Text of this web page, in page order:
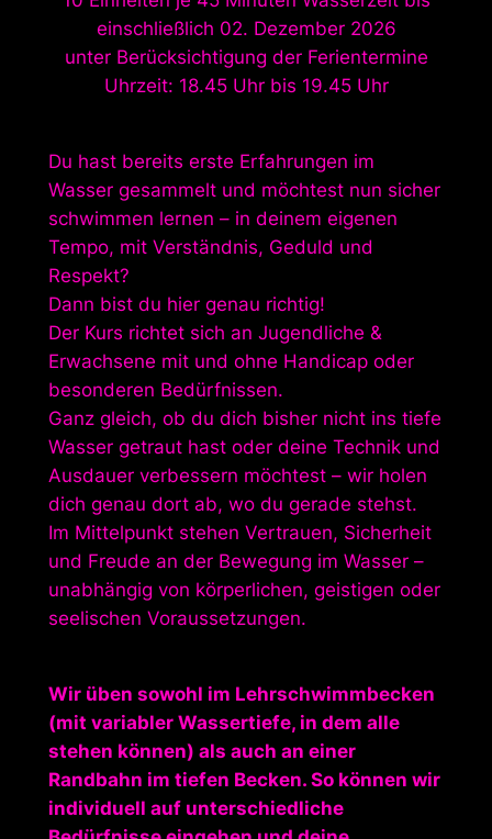
einschließlich 02. Dezember 2026
unter Berücksichtigung der Ferientermine
Uhrzeit: 18.45 Uhr bis 19.45 Uhr
Du hast bereits erste Erfahrungen im
Wasser gesammelt und möchtest nun sicher
schwimmen lernen – in deinem eigenen
Tempo, mit Verständnis, Geduld und
Respekt?
Dann bist du hier genau richtig!
Der Kurs richtet sich an Jugendliche &
Erwachsene mit und ohne Handicap oder
besonderen Bedürfnissen.
Ganz gleich, ob du dich bisher nicht ins tiefe
Wasser getraut hast oder deine Technik und
Ausdauer verbessern möchtest – wir holen
dich genau dort ab, wo du gerade stehst.
Im Mittelpunkt stehen Vertrauen, Sicherheit
und Freude an der Bewegung im Wasser –
unabhängig von körperlichen, geistigen oder
seelischen Voraussetzungen.
Wir üben sowohl im Lehrschwimmbecken
(mit variabler Wassertiefe, in dem alle
stehen können) als auch an einer
Randbahn im tiefen Becken. So können wir
individuell auf unterschiedliche